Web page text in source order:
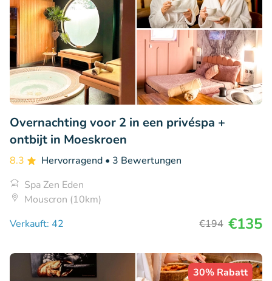
Overnachting voor 2 in een privéspa +
ontbijt in Moeskroen
8.3 Hervorragend • 3 Bewertungen
Spa Zen Eden
Mouscron (10km)
Verkauft: 42
€194 €135
30% Rabatt